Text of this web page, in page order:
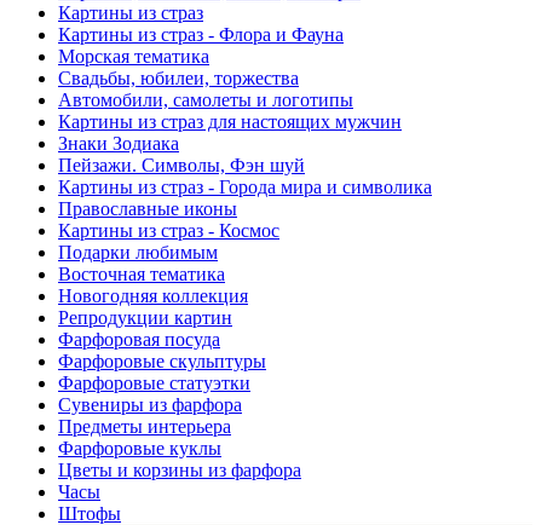
Картины из страз
Картины из страз - Флора и Фауна
Морская тематика
Свадьбы, юбилеи, торжества
Автомобили, самолеты и логотипы
Картины из страз для настоящих мужчин
Знаки Зодиака
Пейзажи. Символы, Фэн шуй
Картины из страз - Города мира и символика
Православные иконы
Картины из страз - Космос
Подарки любимым
Восточная тематика
Новогодняя коллекция
Репродукции картин
Фарфоровая посуда
Фарфоровые скульптуры
Фарфоровые статуэтки
Сувениры из фарфора
Предметы интерьера
Фарфоровые куклы
Цветы и корзины из фарфора
Часы
Штофы